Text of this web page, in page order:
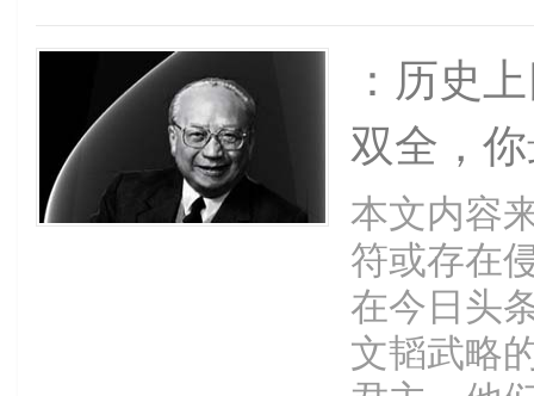
：历史
双全，
本文内容
符或存在
在今日头
文韬武略